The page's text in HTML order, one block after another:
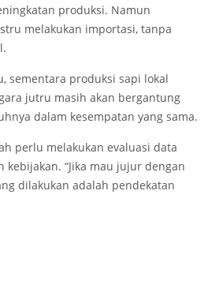
produksi. Namun
melakukan importasi, tanpa
sementara produksi sapi lokal
jutru masih akan bergantung
dalam kesempatan yang sama.
perlu melakukan evaluasi data
“Jika mau jujur dengan
dilakukan adalah pendekatan